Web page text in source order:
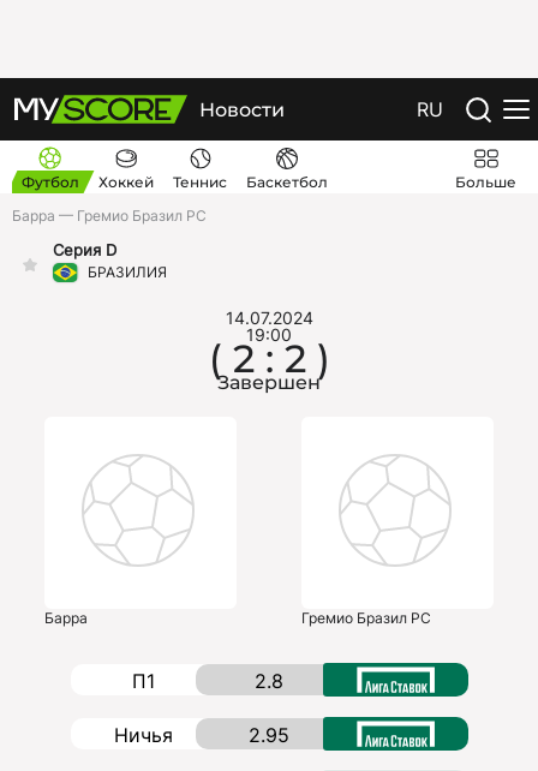
Новости RU
Футбол Хоккей Теннис Баскетбол
Больше
Барра — Гремио Бразил РС
БРАЗИЛИЯ
Серия D
Барра
14.07.2024
19:00
( 2 : 2 )
Завершен
Гремио Бразил РС
П1 2.8
Ничья 2.95